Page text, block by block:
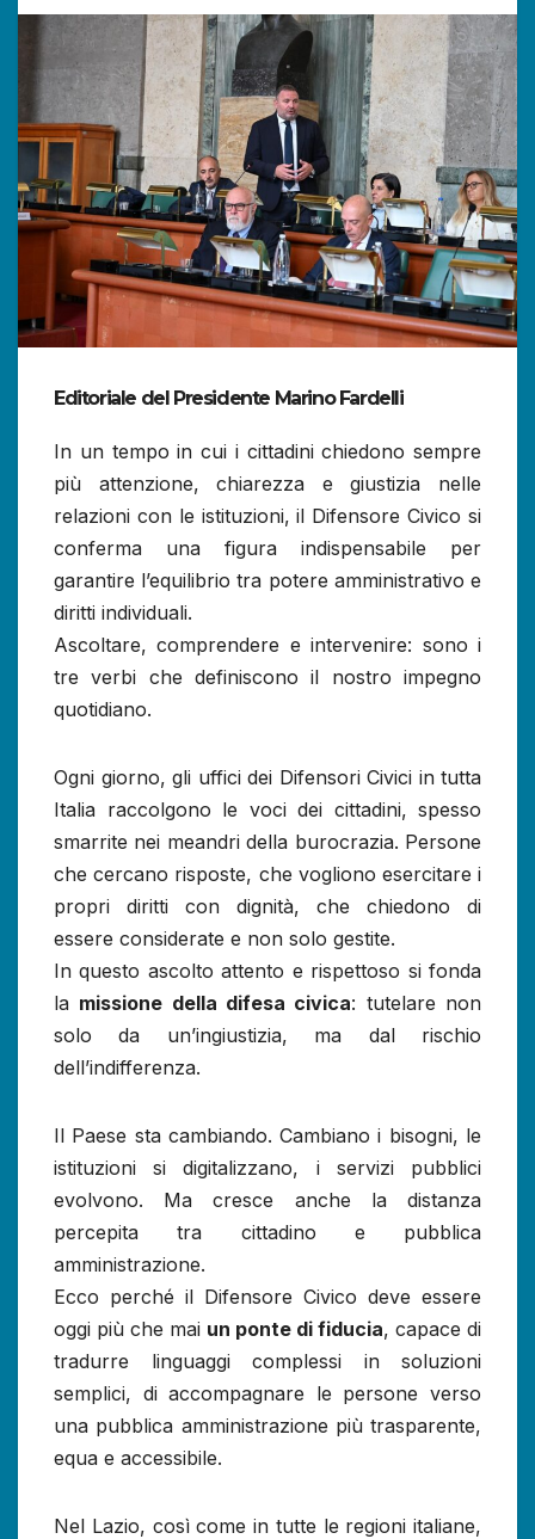
Editoriale del Presidente Marino Fardelli
In un tempo in cui i cittadini chiedono sempre
più attenzione, chiarezza e giustizia nelle
relazioni con le istituzioni, il Difensore Civico si
conferma una figura indispensabile per
garantire l’equilibrio tra potere amministrativo e
diritti individuali.
Ascoltare, comprendere e intervenire: sono i
tre verbi che definiscono il nostro impegno
quotidiano.
Ogni giorno, gli uffici dei Difensori Civici in tutta
Italia raccolgono le voci dei cittadini, spesso
smarrite nei meandri della burocrazia. Persone
che cercano risposte, che vogliono esercitare i
propri diritti con dignità, che chiedono di
essere considerate e non solo gestite.
In questo ascolto attento e rispettoso si fonda
la missione della difesa civica: tutelare non
solo da un’ingiustizia, ma dal rischio
dell’indifferenza.
Il Paese sta cambiando. Cambiano i bisogni, le
istituzioni si digitalizzano, i servizi pubblici
evolvono. Ma cresce anche la distanza
percepita tra cittadino e pubblica
amministrazione.
Ecco perché il Difensore Civico deve essere
oggi più che mai un ponte di fiducia, capace di
tradurre linguaggi complessi in soluzioni
semplici, di accompagnare le persone verso
una pubblica amministrazione più trasparente,
equa e accessibile.
Nel Lazio, così come in tutte le regioni italiane,